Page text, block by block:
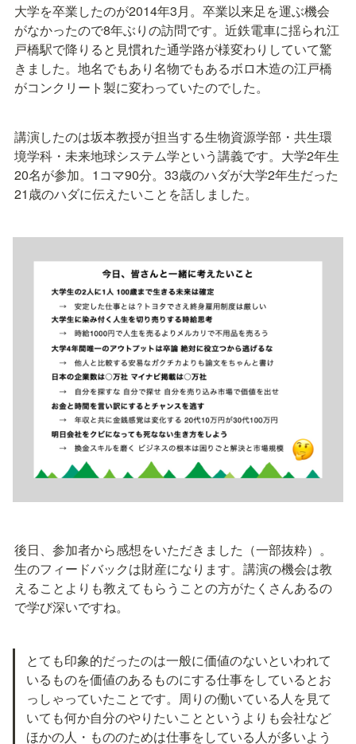
大学を卒業したのが2014年3月。卒業以来足を運ぶ機会
がなかったので8年ぶりの訪問です。近鉄電車に揺られ江
戸橋駅で降りると見慣れた通学路が様変わりしていて驚
きました。地名でもあり名物でもあるボロ木造の江戸橋
がコンクリート製に変わっていたのでした。
講演したのは坂本教授が担当する生物資源学部・共生環
境学科・未来地球システム学という講義です。大学2年生
20名が参加。1コマ90分。33歳のハダが大学2年生だった
21歳のハダに伝えたいことを話しました。
後日、参加者から感想をいただきました（一部抜粋）。
生のフィードバックは財産になります。講演の機会は教
えることよりも教えてもらうことの方がたくさんあるの
で学び深いですね。
とても印象的だったのは一般に価値のないといわれて
いるものを価値のあるものにする仕事をしているとお
っしゃっていたことです。周りの働いている人を見て
いても何か自分のやりたいことというよりも会社など
ほかの人・もののためは仕事をしている人が多いよう